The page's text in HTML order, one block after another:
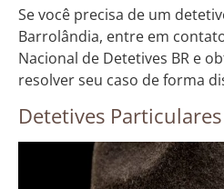
Se você precisa de um
Barrolândia, entre em
Nacional de Detetives BR e
resolver seu caso de forma
Detetives